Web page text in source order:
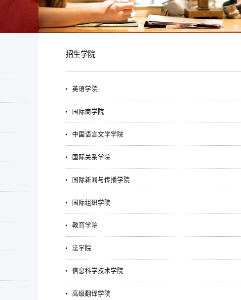
招生学院
英语学院
国际商学院
中国语言文学学院
国际关系学院
国际新闻与传播学院
国际组织学院
教育学院
法学院
信息科学技术学院
高级翻译学院